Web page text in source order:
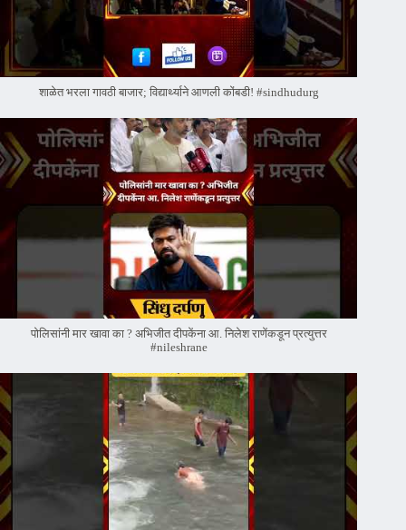
शाळेत भरला गावठी बाजार; विद्यार्थ्याने आणली कोंबडी! #sindhudurg
पोलिसांनी मार खावा का ? अभिजीत दीपकेंना आ. निलेश राणेंकडून प्रत्युत्तर
#nileshrane